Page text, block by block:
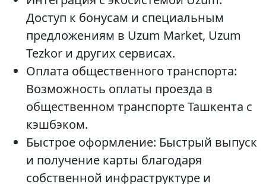
Доступ к бонусам и специальным
предложениям в Uzum Market, Uzum
Tezkor и других сервисах.
Оплата общественного транспорта:
Возможность оплаты проезда в
общественном транспорте Ташкента с
кэшбэком.
Быстрое оформление: Быстрый выпуск
и получение карты благодаря
собственной инфраструктуре и